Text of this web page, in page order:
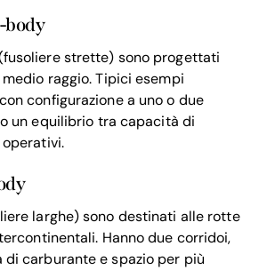
body
strette) sono progettati
raggio. Tipici esempi
configurazione a uno o due
un equilibrio tra capacità di
larghe) sono destinati alle rotte
Hanno due corridoi,
carburante e spazio per più